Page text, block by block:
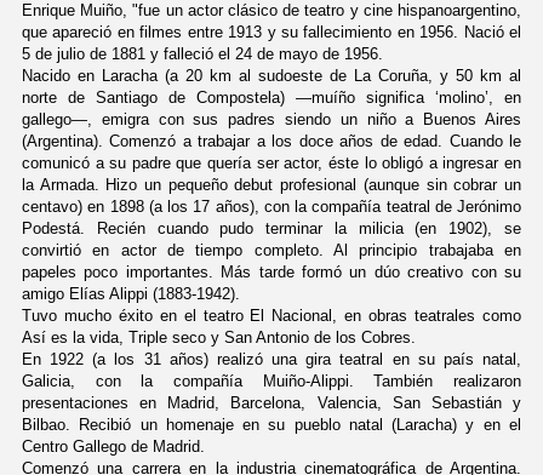
Enrique Muiño, "fue un actor clásico de teatro y cine hispanoargentino,
que apareció en filmes entre 1913 y su fallecimiento en 1956. Nació el
5 de julio de 1881 y falleció el 24 de mayo de 1956.
Nacido en Laracha (a 20 km al sudoeste de La Coruña, y 50 km al
norte de Santiago de Compostela) —muíño significa ‘molino’, en
gallego—, emigra con sus padres siendo un niño a Buenos Aires
(Argentina). Comenzó a trabajar a los doce años de edad. Cuando le
comunicó a su padre que quería ser actor, éste lo obligó a ingresar en
la Armada. Hizo un pequeño debut profesional (aunque sin cobrar un
centavo) en 1898 (a los 17 años), con la compañía teatral de Jerónimo
Podestá. Recién cuando pudo terminar la milicia (en 1902), se
convirtió en actor de tiempo completo. Al principio trabajaba en
papeles poco importantes. Más tarde formó un dúo creativo con su
amigo Elías Alippi (1883-1942).
Tuvo mucho éxito en el teatro El Nacional, en obras teatrales como
Así es la vida, Triple seco y San Antonio de los Cobres.
En 1922 (a los 31 años) realizó una gira teatral en su país natal,
Galicia, con la compañía Muiño-Alippi. También realizaron
presentaciones en Madrid, Barcelona, Valencia, San Sebastián y
Bilbao. Recibió un homenaje en su pueblo natal (Laracha) y en el
Centro Gallego de Madrid.
Comenzó una carrera en la industria cinematográfica de Argentina.